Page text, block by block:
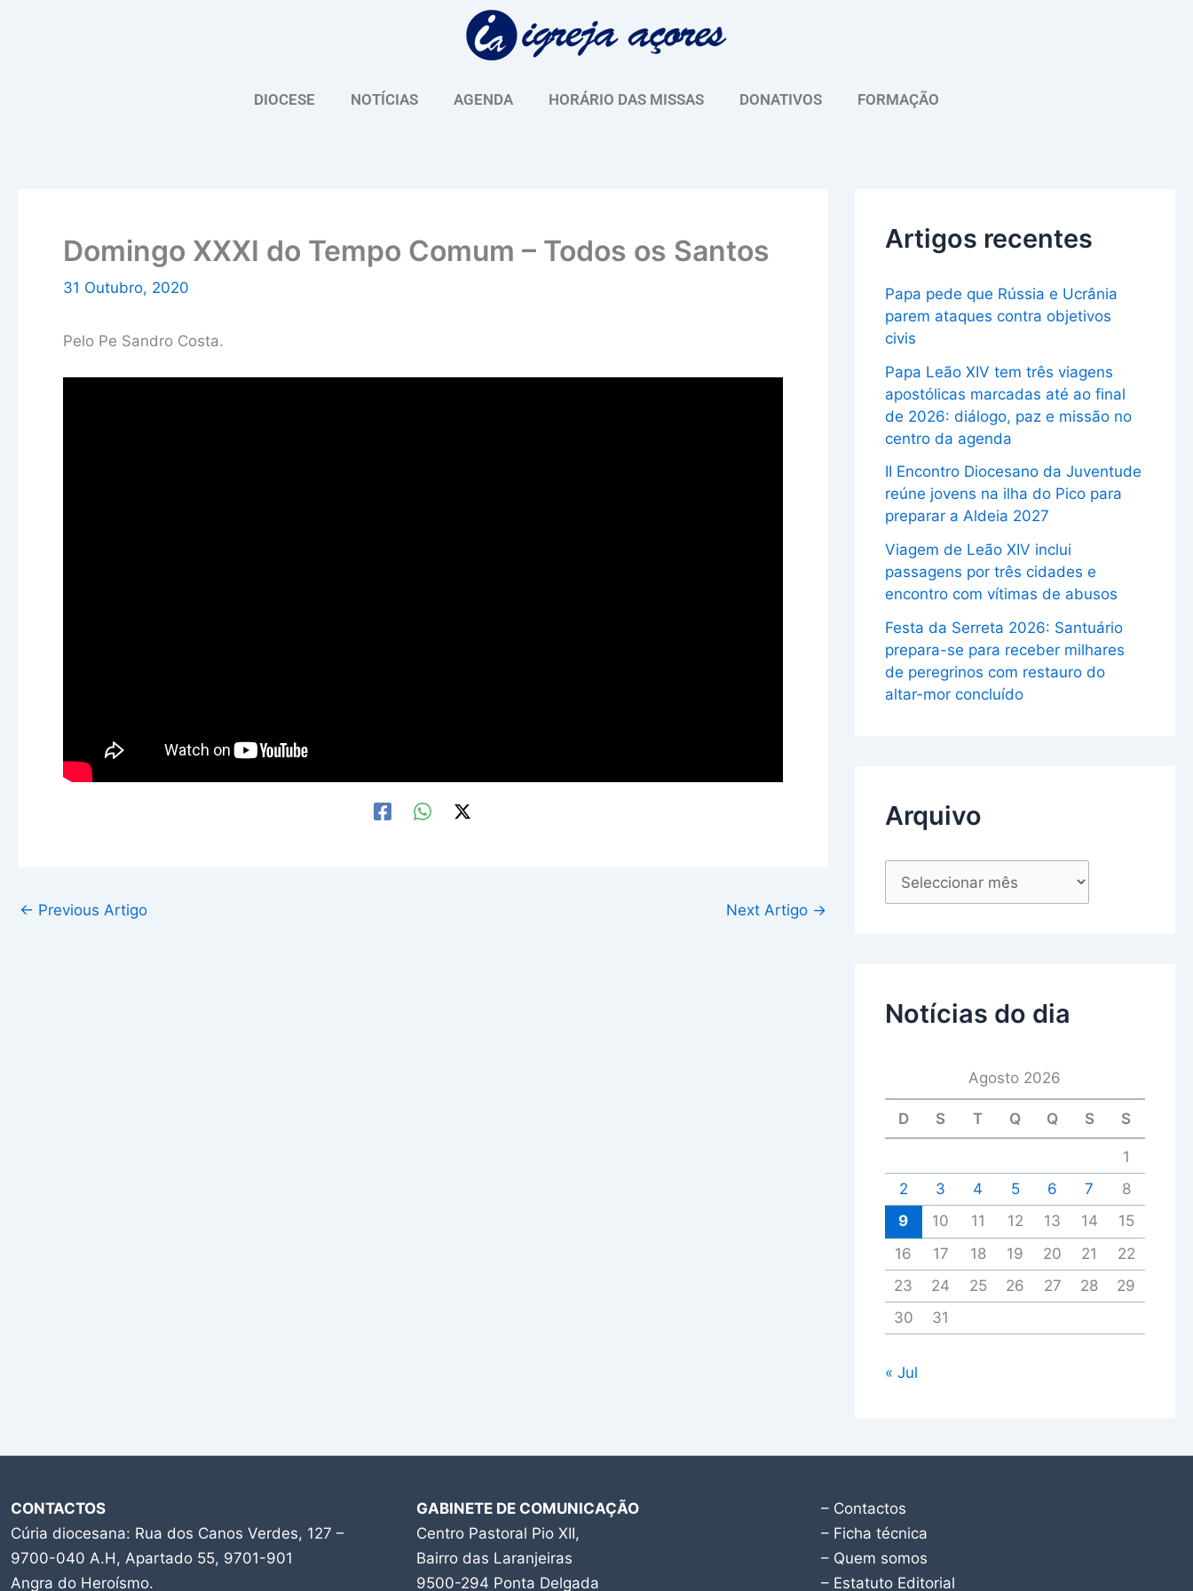
DIOCESE NOTÍCIAS AGENDA HORÁRIO DAS MISSAS DONATIVOS FORMAÇÃO
Domingo XXXI do Tempo Comum – Todos os Santos
31 Outubro, 2020
Pelo Pe Sandro Costa.
← Previous Artigo Next Artigo →
Artigos recentes
Papa pede que Rússia e Ucrânia
parem ataques contra objetivos
civis
Papa Leão XIV tem três viagens
apostólicas marcadas até ao final
de 2026: diálogo, paz e missão no
centro da agenda
II Encontro Diocesano da Juventude
reúne jovens na ilha do Pico para
preparar a Aldeia 2027
Viagem de Leão XIV inclui
passagens por três cidades e
encontro com vítimas de abusos
Festa da Serreta 2026: Santuário
prepara-se para receber milhares
de peregrinos com restauro do
altar-mor concluído
Arquivo
u
Notícias do dia
Agosto 2026
D S T Q Q S S
1
2
3 4 5 6 7
8
9
10 11 12 13 14
15
16
17 18 19 20 21
22
23
24 25 26 27 28
29
30
31
« Jul
CONTACTOS
Cúria diocesana: Rua dos Canos Verdes, 127 –
9700-040 A.H, Apartado 55, 9701-901
Angra do Heroísmo.
GABINETE DE COMUNICAÇÃO
Centro Pastoral Pio XII,
Bairro das Laranjeiras
9500-294 Ponta Delgada
– Contactos
– Ficha técnica
– Quem somos
– Estatuto Editorial